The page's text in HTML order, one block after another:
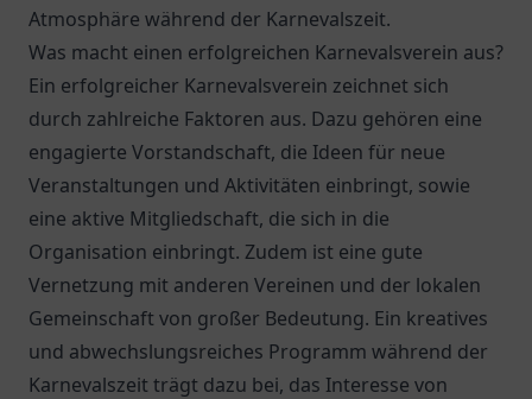
Atmosphäre während der Karnevalszeit.
Was macht einen erfolgreichen Karnevalsverein aus?
Ein erfolgreicher Karnevalsverein zeichnet sich
durch zahlreiche Faktoren aus. Dazu gehören eine
engagierte Vorstandschaft, die Ideen für neue
Veranstaltungen und Aktivitäten einbringt, sowie
eine aktive Mitgliedschaft, die sich in die
Organisation einbringt. Zudem ist eine gute
Vernetzung mit anderen Vereinen und der lokalen
Gemeinschaft von großer Bedeutung. Ein kreatives
und abwechslungsreiches Programm während der
Karnevalszeit trägt dazu bei, das Interesse von